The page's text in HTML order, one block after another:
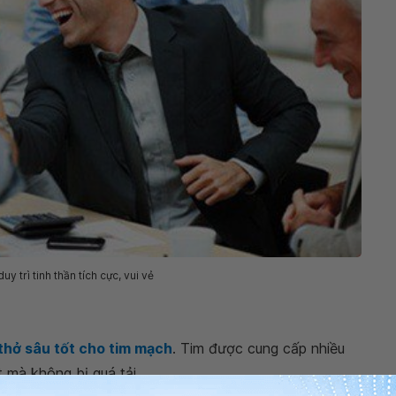
trì tinh thần tích cực, vui vẻ
sâu tốt cho tim mạch. Tim được cung cấp nhiều
không bị quá tải.